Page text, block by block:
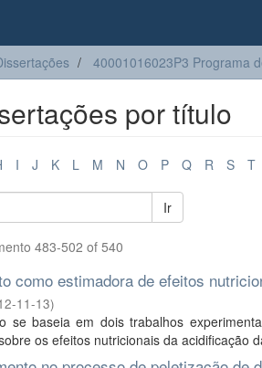
40001016023P3 Programa
por título
I J K L M N O P Q R S T
Ir
483-502 of 540
como estimadora de efeitos
11-13)
se baseia em dois trabalhos
os efeitos nutricionais da acidificação